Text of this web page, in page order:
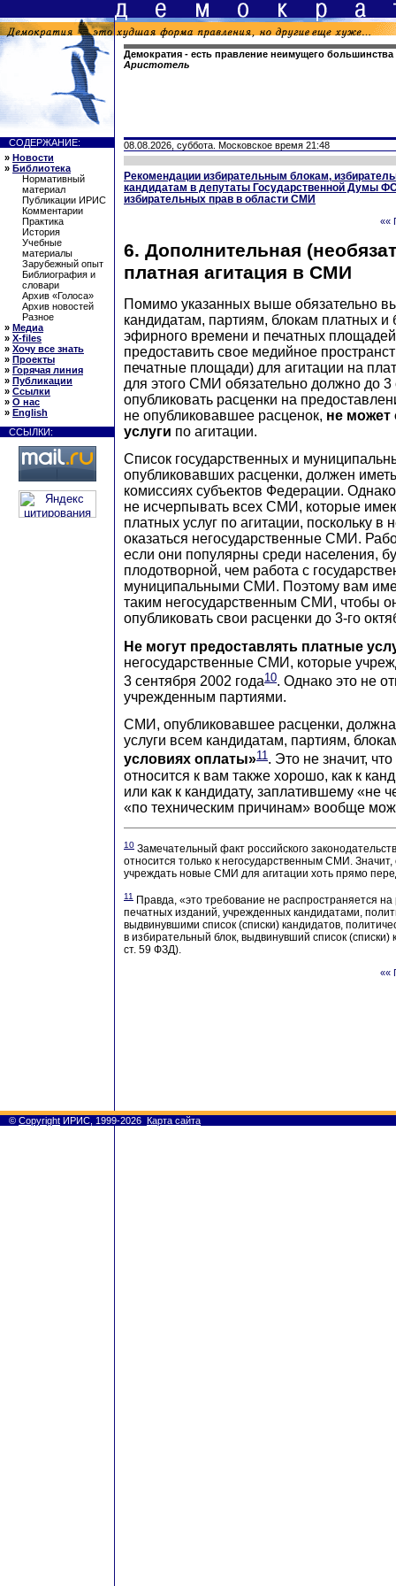
Демократия - есть правление неимущего большинства
Аристотель
СОДЕРЖАНИЕ:
» Новости
» Библиотека
Нормативный
материал
Публикации ИРИС
Комментарии
Практика
История
Учебные
материалы
Зарубежный опыт
Библиография и
словари
Архив «Голоса»
Архив новостей
Разное
» Медиа
» X-files
» Хочу все знать
» Проекты
» Горячая линия
» Публикации
» Ссылки
» О нас
» English
ССЫЛКИ:
08.08.2026, суббота. Московское время 21:48
Рекомендации избирательным блокам,
кандидатам в депутаты Государственной Думы
избирательных прав в области СМИ
««
6. Дополнительная
платная агитация в СМИ
Помимо указанных выше обязательно
кандидатам, партиям, блокам платных и
эфирного времени и печатных
предоставить свое медийное
печатные площади) для агитации на
для этого СМИ обязательно должно до 3
опубликовать расценки на
не опубликовавшее расценок, не может
услуги по агитации.
Список государственных и
опубликовавших расценки, должен
комиссиях субъектов Федерации.
не исчерпывать всех СМИ, которые
платных услуг по агитации, поскольку в
оказаться негосударственные СМИ.
если они популярны среди населения,
плодотворной, чем работа с
муниципальными СМИ. Поэтому вам
таким негосударственным СМИ, чтобы
опубликовать свои расценки до 3-го
Не могут предоставлять платные
негосударственные СМИ, которые
3 сентября 2002 года10. Однако это не
учрежденным партиями.
СМИ, опубликовавшее расценки, должна
услуги всем кандидатам, партиям,
условиях оплаты»11. Это не значит,
относится к вам также хорошо, как к
или как к кандидату, заплатившему «не
«по техническим причинам» вообще
10 Замечательный факт российского
относится только к негосударственным СМИ. Значит,
учреждать новые СМИ для агитации хоть прямо
11 Правда, «это требование не распространяется
печатных изданий, учрежденных кандидатами,
выдвинувшими список (списки) кандидатов,
в избирательный блок, выдвинувший список (списки)
ст. 59 ФЗД).
««
© Copyright ИРИС, 1999-2026 Карта сайта